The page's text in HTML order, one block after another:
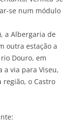
se num módulo
a Albergaria de
outra estação a
Douro, em
a via para Viseu,
o Castro